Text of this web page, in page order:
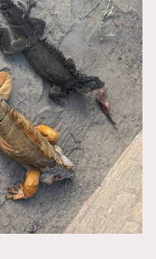
i
g
a
t
i
o
n